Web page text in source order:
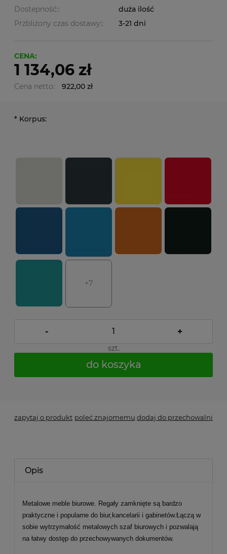
Dostepność::
duża ilość
Przbliżony czas dostawy::
3-21 dni
CENA:
1 134,06 zł
Cena netto: 922,00 zł
* Korpus:
+7
- +
szt.
do koszyka
zapytaj o produkt poleć znajomemu dodaj do przechowalni
Opis
Metalowe meble biurowe. Regały zamknięte są bardzo
praktyczne i popularne do biur,kancelarii i gabinetów.Łączą w
sobie wytrzymałość metalowych szaf biurowych i pozwalają
na łatwy dostęp do przechowywanych dokumentów.